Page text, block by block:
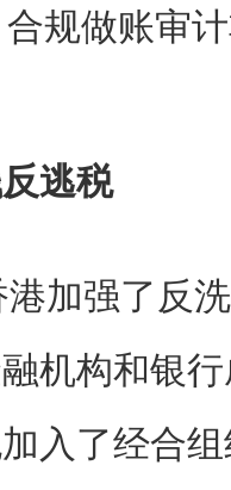
规做账审
逃税
加强了反
机构和银
入了经合